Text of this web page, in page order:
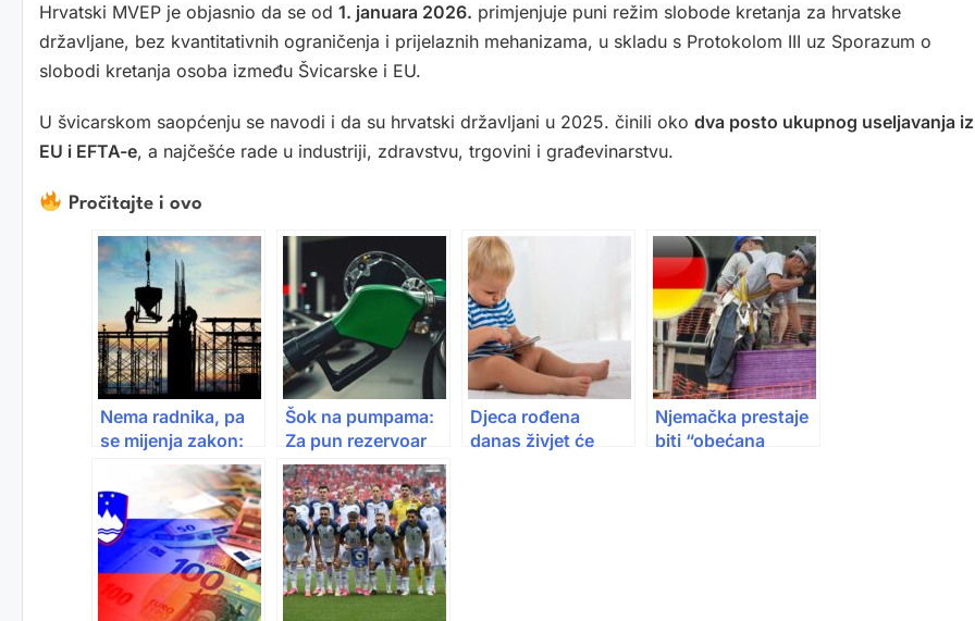
Hrvatski MVEP je objasnio da se od 1. januara 2026. primjenjuje puni režim slobode kretanja za hrvatske
državljane, bez kvantitativnih ograničenja i prijelaznih mehanizama, u skladu s Protokolom III uz Sporazum o
slobodi kretanja osoba između Švicarske i EU.
U švicarskom saopćenju se navodi i da su hrvatski državljani u 2025. činili oko dva posto ukupnog useljavanja iz
EU i EFTA-e, a najčešće rade u industriji, zdravstvu, trgovini i građevinarstvu.
Pročitajte i ovo
Nema radnika, pa
se mijenja zakon:
Stranci lakše do
posla, a deficitarna
zanimanja bez
provjera
Šok na pumpama:
Za pun rezervoar
dizela sada treba i
do 50 KM više
nego prije mjesec
Djeca rođena
danas živjet će
Njemačka prestaje
biti “obećana